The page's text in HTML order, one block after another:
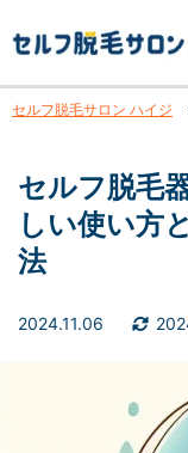
セルフ脱毛サロン ハイジ
セルフ脱毛
しい使い方
法
2024.11.06